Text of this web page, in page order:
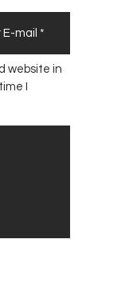
website in
I